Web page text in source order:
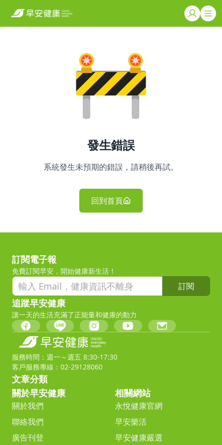
發生錯誤
系統發生未預期的錯誤，請稍後再試。
回到首頁
訂閱電子報
免費訂閱早安，開始健康新生活！
訂閱
追蹤早安健康
讓一天的生活充滿了正能量和健康的動力
服務時間：週一～週五 8:30-17:30
客戶服務專線：02-29128060
文章分類
關於早安健康
關於我們
聯絡我們
廣告刊登
相關網站
永悅健康官網
早安樂活
早安健康嚴選